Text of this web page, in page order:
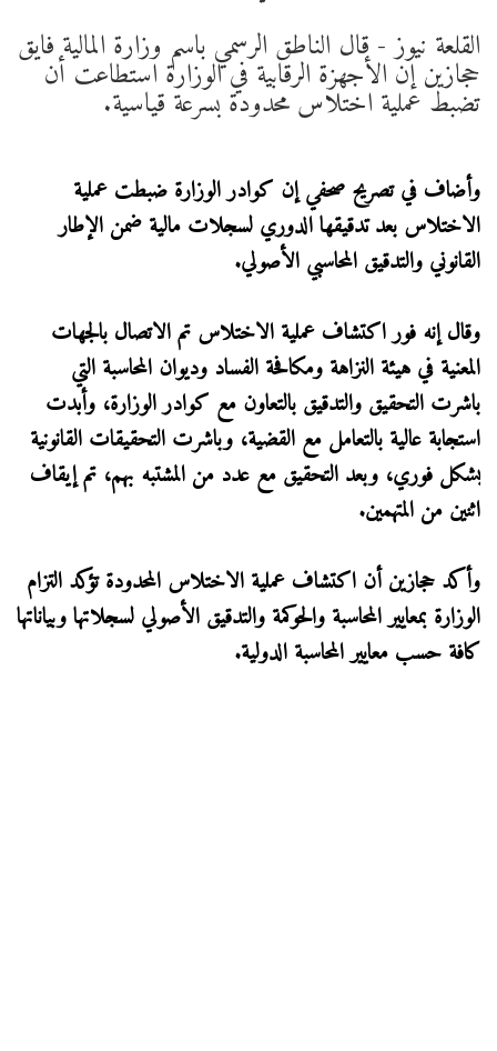
القلعة نيوز - قال الناطق الرسمي باسم وزارة المالية فايق
حجازين إن الأجهزة الرقابية في الوزارة استطاعت أن
تضبط عملية اختلاس محدودة بسرعة قياسية.
وأضاف في تصريح صحفي إن كوادر الوزارة ضبطت عملية
الاختلاس بعد تدقيقها الدوري لسجلات مالية ضمن الإطار
القانوني والتدقيق المحاسبي الأصولي.
وقال إنه فور اكتشاف عملية الاختلاس تم الاتصال بالجهات
المعنية في هيئة النزاهة ومكافحة الفساد وديوان المحاسبة التي
باشرت التحقيق والتدقيق بالتعاون مع كوادر الوزارة، وأبدت
استجابة عالية بالتعامل مع القضية، وباشرت التحقيقات القانونية
بشكل فوري، وبعد التحقيق مع عدد من المشتبه بهم، تم إيقاف
اثنين من المتهمين.
وأكد حجازين أن اكتشاف عملية الاختلاس المحدودة تؤكد التزام
الوزارة بمعايير المحاسبة والحوكمة والتدقيق الأصولي لسجلاتها وبياناتها
كافة حسب معايير المحاسبة الدولية.